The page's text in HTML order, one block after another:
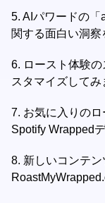
5. AIパワードの「
関する面白い洞察
6. ロースト体験
スタマイズしてみ
7. お気に入りの
Spotify Wrapped
8. 新しいコンテン